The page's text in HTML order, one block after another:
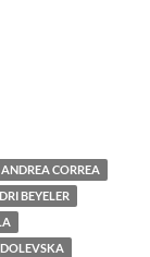
2012
ANDREA CORREA
BEYELER